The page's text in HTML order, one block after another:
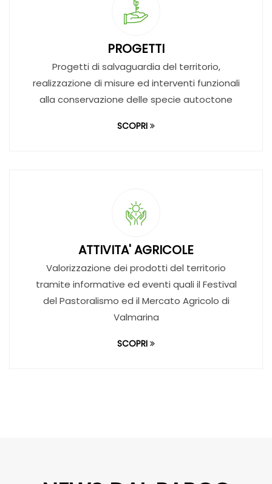
PROGETTI
Progetti di salvaguardia del territorio,
realizzazione di misure ed interventi funzionali
alla conservazione delle specie autoctone
SCOPRI
ATTIVITA' AGRICOLE
Valorizzazione dei prodotti del territorio
tramite informative ed eventi quali il Festival
del Pastoralismo ed il Mercato Agricolo di
Valmarina
SCOPRI
Avvisi e comunicazioni